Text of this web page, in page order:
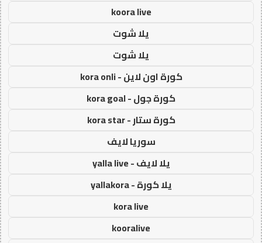
koora live
يلا شوت
يلا شوت
كورة اون لاين - kora onli
كورة جول - kora goal
كورة ستار - kora star
سوريا لايف
يلا لايف - yalla live
يلا كورة - yallakora
kora live
kooralive